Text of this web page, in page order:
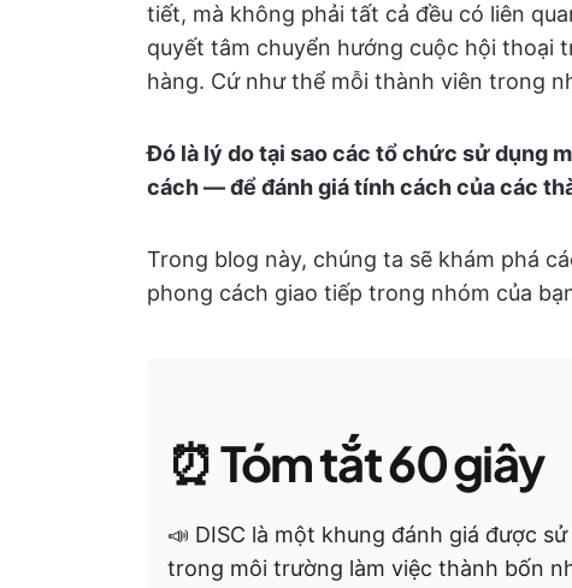
tiết, mà không phải tất cả đều có liên
quyết tâm chuyển hướng cuộc hội thoại
hàng. Cứ như thể mỗi thành viên trong
Đó là lý do tại sao các tổ chức sử dụng
cách — để đánh giá tính cách của các
Trong blog này, chúng ta sẽ khám phá
phong cách giao tiếp trong nhóm của
⏰Tóm tắt 60 giây
📣 DISC là một khung đánh giá được
trong môi trường làm việc thành bốn